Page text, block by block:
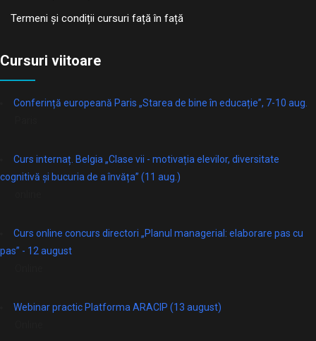
Termeni și condiții cursuri față în față
Cursuri viitoare
Conferință europeană Paris „Starea de bine în educație”, 7-10 aug.
Curs internaț. Belgia „Clase vii - motivația elevilor, diversitate
cognitivă și bucuria de a învăța” (11 aug.)
Curs online concurs directori „Planul managerial: elaborare pas cu
pas” - 12 august
Webinar practic Platforma ARACIP (13 august)